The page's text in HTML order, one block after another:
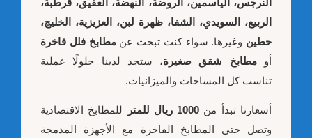
الربيع، السويدي، الشفا، ظهرة لبن، العزيزية، الخليج،
حطين وغيرها. سواء كنت تبحث عنمطابخ فلل فاخرة
أومطابخ شقق صغيرة، ستجد لدينا حلولًا عملية
تناسب كل المساحات والميزانيات.
أسعارنا تبدأ من 1000 ريال للمتر
للمطابخ الاقتصادية
وتصل حتى المطابخ الفاخرة مع الأجهزة المدمجة